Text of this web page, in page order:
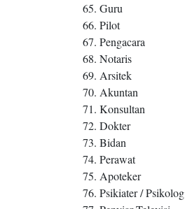
65. Guru
66. Pilot
67. Pengacara
68. Notaris
69. Arsitek
70. Akuntan
71. Konsultan
72. Dokter
73. Bidan
74. Perawat
75. Apoteker
76. Psikiater / Psikolog